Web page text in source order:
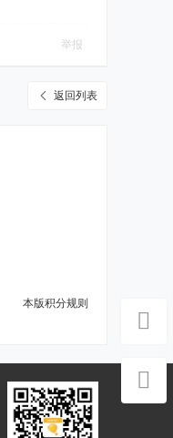
举报
返回列表
本版积分规则